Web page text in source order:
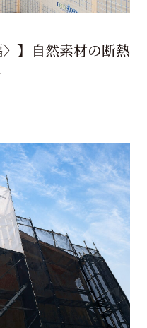
】自然素材の断熱